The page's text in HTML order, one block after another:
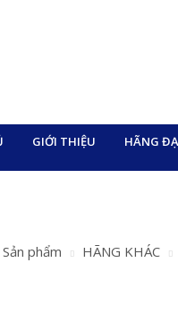
GIỚI THIỆU HÃNG
Sản phẩm HÃNG KHÁC